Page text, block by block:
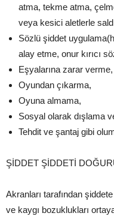
atma, tekme atma,
veya kesici aletlerle
Sözlü şiddet
alay etme, onur kırıcı
Eşyalarına zarar verme,
Oyundan çıkarma,
Oyuna almama,
Sosyal olarak dışlama
Tehdit ve şantaj gibi
ŞİDDET ŞİDDETİ
Akranları tarafından
ve kaygı bozuklukları